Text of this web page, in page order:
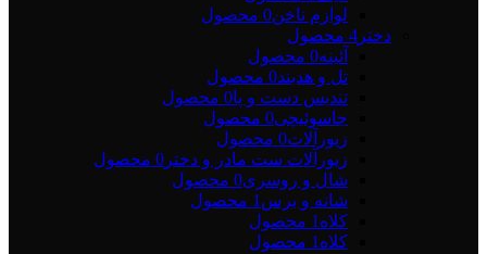
لوازم ناخن0 محصول
دختر 4 محصول
آئینه0 محصول
تل و هدبند0 محصول
تندیس دست و پا0 محصول
جاسوئیچی0 محصول
زیورآلات0 محصول
زیورآلات ست مادر و دختر 0 محصول
شال و روسری0 محصول
شانه و برس 1 محصول
کلاه 1 محصول
کلاه 1 محصول